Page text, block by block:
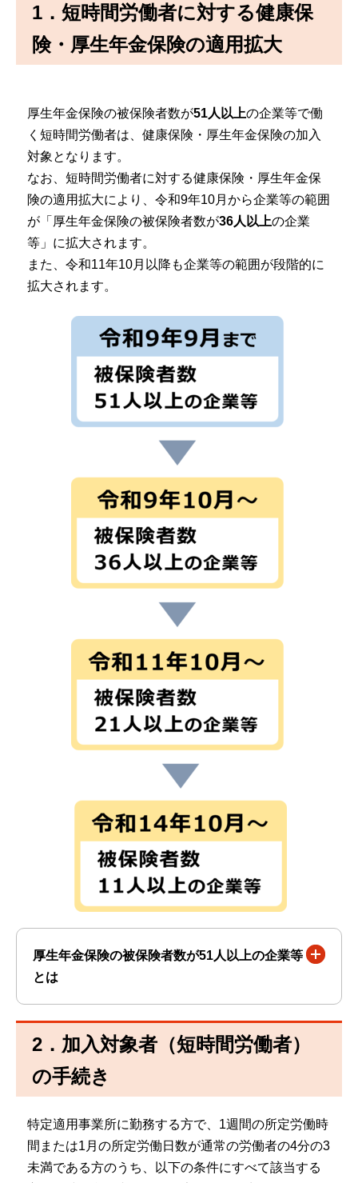
1．短時間労働者に対する健康保
険・厚生年金保険の適用拡大
厚生年金保険の被保険者数が51人以上の企業等で働
く短時間労働者は、健康保険・厚生年金保険の加入
対象となります。
なお、短時間労働者に対する健康保険・厚生年金保
険の適用拡大により、令和9年10月から企業等の範囲
が「厚生年金保険の被保険者数が36人以上の企業
等」に拡大されます。
また、令和11年10月以降も企業等の範囲が段階的に
拡大されます。
厚生年金保険の被保険者数が51人以上の企業等
とは
2．加入対象者（短時間労働者）
の手続き
特定適用事業所に勤務する方で、1週間の所定労働時
間または1月の所定労働日数が通常の労働者の4分の3
未満である方のうち、以下の条件にすべて該当する